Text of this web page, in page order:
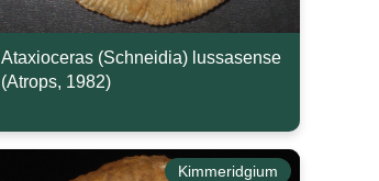
Ataxioceras (Schneidia) lussasense
(Atrops, 1982)
Kimmeridgium